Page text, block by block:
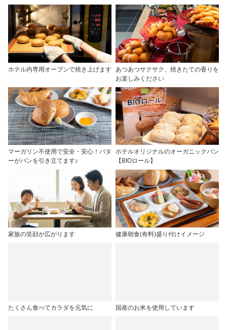
ホテル内専用オーブンで焼き上げます
あつあつサクサク、焼きたての香りを
お楽しみください
マーガリン不使用で安全・安心！バタ
ーがパンを引き立てます♪
ホテルオリジナルのオーガニックパン
【BIOロール】
家族の笑顔が広がります 健康朝食(有料)盛り付けイメージ
たくさん食べてカラダを元気に 国産のお米を使用しています